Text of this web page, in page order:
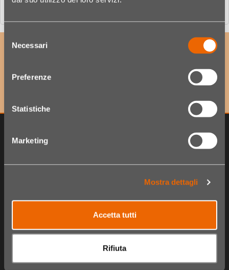
Selezione
delNecessari
Preferenze
Statistiche
Marketing
Mostra dettagli
Accetta tutti
Rifiuta
ISCRIVITI ALLA NOSTRA NEWSLETTER